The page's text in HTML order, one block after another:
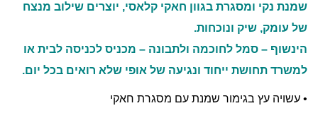
שמנת נקי ומסגרת בגוון חאקי קלאסי, יוצרים שילוב מנצח
של עומק, שיק ונוכחות.
הינשוף – סמל לחוכמה ולתבונה – מכניס לכניסה לבית או
למשרד תחושת ייחוד ונגיעה של אופי שלא רואים בכל יום.
• עשויה עץ בגימור שמנת עם מסגרת חאקי